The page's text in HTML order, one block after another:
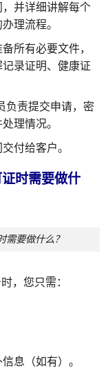
并详细讲解每个
理流程。
所有必要文件，
录证明、健康证
负责提交申请，密
理情况。
付给客户。
时需要做什
需要做什么？
，您只需：
息（如有）。